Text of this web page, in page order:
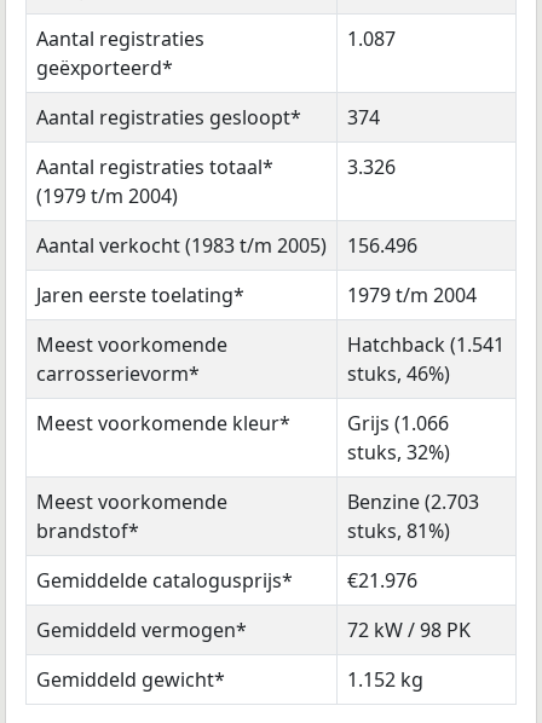
Aantal registraties
geëxporteerd*
1.087
Aantal registraties gesloopt*
374
Aantal registraties totaal*
(1979 t/m 2004)
3.326
Aantal verkocht (1983 t/m 2005)
156.496
Jaren eerste toelating*
1979 t/m 2004
Meest voorkomende
carrosserievorm*
Hatchback (1.541
stuks, 46%)
Meest voorkomende kleur*
Grijs (1.066
stuks, 32%)
Meest voorkomende
brandstof*
Benzine (2.703
stuks, 81%)
Gemiddelde catalogusprijs*
€21.976
Gemiddeld vermogen*
72 kW / 98 PK
Gemiddeld gewicht*
1.152 kg